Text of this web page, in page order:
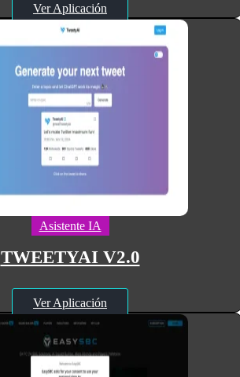
Ver Aplicación
Asistente IA
TWEETYAI V2.0
Ver Aplicación